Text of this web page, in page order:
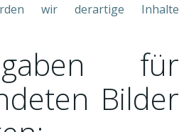
wir derartige Inhalte
für
Bilder